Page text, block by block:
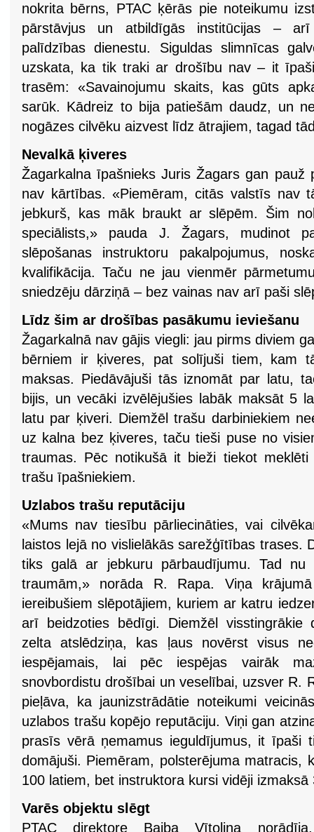
nokrita bērns, PTAC ķērās pie noteikumu
pārstāvjus un atbildīgās institūcijas – arī
palīdzības dienestu. Siguldas slimnīcas
uzskata, ka tik traki ar drošību nav – it
trasēm: «Savainojumu skaits, kas gūts
sarūk. Kādreiz to bija patiešām daudz, un
nogāzes cilvēku aizvest līdz ātrajiem, tagad
Nevalkā ķiveres
Žagarkalna īpašnieks Juris Žagars gan pauž
nav kārtības. «Piemēram, citās valstīs nav
jebkurš, kas māk braukt ar slēpēm. Šim
speciālists,» pauda J. Žagars, mudinot
slēpošanas instruktoru pakalpojumus,
kvalifikācija. Taču ne jau vienmēr
sniedzēju dārziņā – bez vainas nav arī paši
Līdz šim ar drošības pasākumu ieviešanu
Žagarkalnā nav gājis viegli: jau pirms diviem
bērniem ir ķiveres, pat solījuši tiem, kam
maksas. Piedāvājuši tās iznomāt par latu,
bijis, un vecāki izvēlējušies labāk maksāt 5
latu par ķiveri. Diemžēl trašu darbiniekiem
uz kalna bez ķiveres, taču tieši puse no
traumas. Pēc notikušā it bieži tiekot
trašu īpašniekiem.
Uzlabos trašu reputāciju
«Mums nav tiesību pārliecināties, vai
laistos lejā no vislielākās sarežģītības trases.
tiks galā ar jebkuru pārbaudījumu. Tad
traumām,» norāda R. Rapa. Viņa
iereibušiem slēpotājiem, kuriem ar katru
arī beidzoties bēdīgi. Diemžēl visstingrākie
zelta atslēdziņa, kas ļaus novērst visus
iespējamais, lai pēc iespējas vairāk
snovbordistu drošībai un veselībai, uzsver R.
pieļāva, ka jaunizstrādātie noteikumi
uzlabos trašu kopējo reputāciju. Viņi gan
prasīs vērā ņemamus ieguldījumus, it
domājuši. Piemēram, polsterējuma matracis,
100 latiem, bet instruktora kursi vidēji izmaksā
Varēs objektu slēgt
PTAC direktore Baiba Vītoliņa